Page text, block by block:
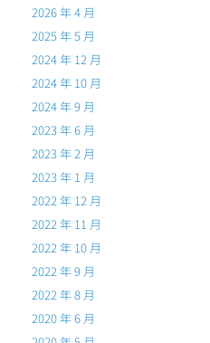
2026 年 4 月
2025 年 5 月
2024 年 12 月
2024 年 10 月
2024 年 9 月
2023 年 6 月
2023 年 2 月
2023 年 1 月
2022 年 12 月
2022 年 11 月
2022 年 10 月
2022 年 9 月
2022 年 8 月
2020 年 6 月